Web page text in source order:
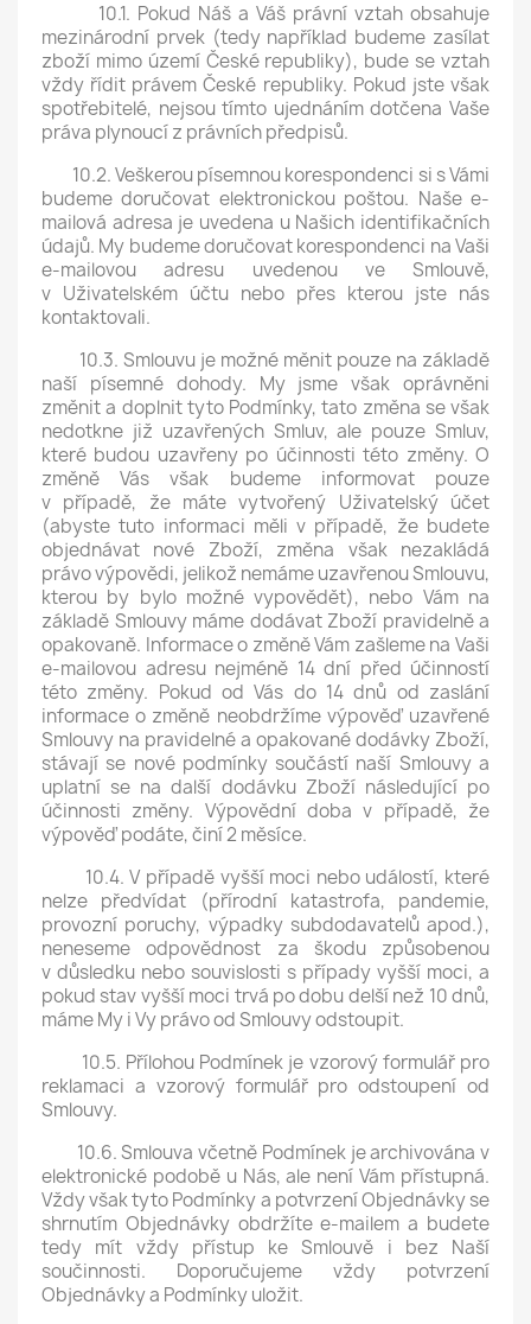
10.1. Pokud Náš a Váš právní vztah obsahuje
mezinárodní prvek (tedy například budeme zasílat
zboží mimo území České republiky), bude se vztah
vždy řídit právem České republiky. Pokud jste však
spotřebitelé, nejsou tímto ujednáním dotčena Vaše
práva plynoucí z právních předpisů.
10.2. Veškerou písemnou korespondenci si s Vámi
budeme doručovat elektronickou poštou. Naše e-
mailová adresa je uvedena u Našich identifikačních
údajů. My budeme doručovat korespondenci na Vaši
e-mailovou adresu uvedenou ve Smlouvě,
v Uživatelském účtu nebo přes kterou jste nás
kontaktovali.
10.3. Smlouvu je možné měnit pouze na základě
naší písemné dohody. My jsme však oprávněni
změnit a doplnit tyto Podmínky, tato změna se však
nedotkne již uzavřených Smluv, ale pouze Smluv,
které budou uzavřeny po účinnosti této změny. O
změně Vás však budeme informovat pouze
v případě, že máte vytvořený Uživatelský účet
(abyste tuto informaci měli v případě, že budete
objednávat nové Zboží, změna však nezakládá
právo výpovědi, jelikož nemáme uzavřenou Smlouvu,
kterou by bylo možné vypovědět), nebo Vám na
základě Smlouvy máme dodávat Zboží pravidelně a
opakovaně. Informace o změně Vám zašleme na Vaši
e-mailovou adresu nejméně 14 dní před účinností
této změny. Pokud od Vás do 14 dnů od zaslání
informace o změně neobdržíme výpověď uzavřené
Smlouvy na pravidelné a opakované dodávky Zboží,
stávají se nové podmínky součástí naší Smlouvy a
uplatní se na další dodávku Zboží následující po
účinnosti změny. Výpovědní doba v případě, že
výpověď podáte, činí 2 měsíce.
10.4. V případě vyšší moci nebo událostí, které
nelze předvídat (přírodní katastrofa, pandemie,
provozní poruchy, výpadky subdodavatelů apod.),
neneseme odpovědnost za škodu způsobenou
v důsledku nebo souvislosti s případy vyšší moci, a
pokud stav vyšší moci trvá po dobu delší než 10 dnů,
máme My i Vy právo od Smlouvy odstoupit.
10.5. Přílohou Podmínek je vzorový formulář pro
reklamaci a vzorový formulář pro odstoupení od
Smlouvy.
10.6. Smlouva včetně Podmínek je archivována v
elektronické podobě u Nás, ale není Vám přístupná.
Vždy však tyto Podmínky a potvrzení Objednávky se
shrnutím Objednávky obdržíte e-mailem a budete
tedy mít vždy přístup ke Smlouvě i bez Naší
součinnosti. Doporučujeme vždy potvrzení
Objednávky a Podmínky uložit.